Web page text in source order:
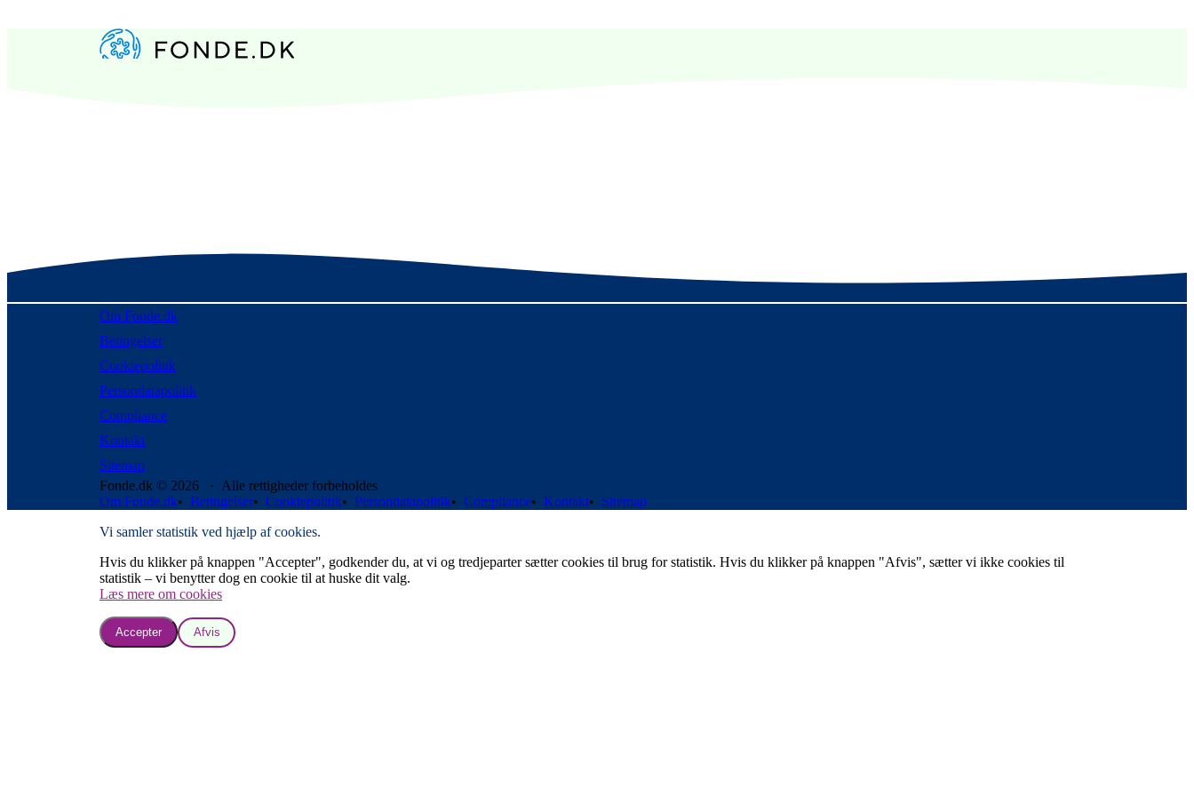
Om Fonde.dk
Betingelser
Cookiepolitik
Persondatapolitik
Compliance
Kontakt
Sitemap
Fonde.dk © 2026 · Alle rettigheder forbeholdes
Om Fonde.dk• Betingelser• Cookiepolitik• Persondatapolitik• Compliance• Kontakt• Sitemap
Vi samler statistik ved hjælp af cookies.
Hvis du klikker på knappen "Accepter", godkender du, at vi og tredjeparter sætter cookies til brug for statistik. Hvis du klikker på knappen "Afvis", sætter vi ikke cookies til
statistik – vi benytter dog en cookie til at huske dit valg.
Læs mere om cookies
Accepter Afvis